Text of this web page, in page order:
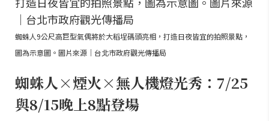
蜘蛛人9公尺高巨型氣偶將於大稻埕碼頭亮相，打造日夜皆宜的拍照景點，
圖為示意圖。圖片來源｜台北市政府觀光傳播局
蜘蛛人×煙火×無人機燈光秀：7/25
與8/15晚上8點登場